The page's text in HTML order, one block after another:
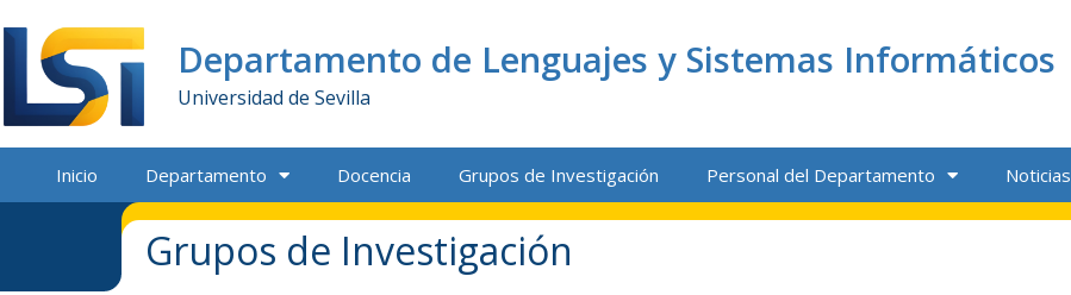
Departamento de Lenguajes y Sistemas Informáticos
Universidad de Sevilla
Inicio Departamento Docencia Grupos de Investigación Personal del Departamento Noticias
Grupos de Investigación